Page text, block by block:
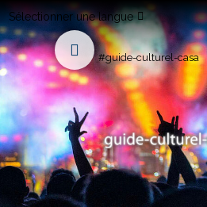
Sélectionner une langue
#guide-culturel-casa